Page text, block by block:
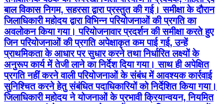
बाल विकास निगम, सहरसा द्वारा प्रस्तुत की गई। समीक्षा के दौरान
जिलाधिकारी महोदय द्वारा विभिन्न परियोजनाओं की प्रगति का
अवलोकन किया गया। परियोजनावार प्रदर्शन की समीक्षा करते हुए
जिन परियोजनाओं की प्रगति अपेक्षाकृत कम पाई गई, उन्हें
प्राथमिकता के आधार पर सुधार करने तथा निर्धारित लक्ष्यों के
अनुरूप कार्य में तेजी लाने का निर्देश दिया गया। साथ ही अपेक्षित
प्रगति नहीं करने वाली परियोजनाओं के संबंध में आवश्यक कार्रवाई
सुनिश्चित करने हेतु संबंधित पदाधिकारियों को निर्देशित किया गया।
जिलाधिकारी महोदय ने योजनाओं के प्रभावी क्रियान्वयन, नियमित